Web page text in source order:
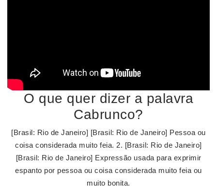
O que quer dizer a palavra
Cabrunco?
[Brasil: Rio de Janeiro] [Brasil: Rio de Janeiro] Pessoa ou
coisa considerada muito feia. 2. [Brasil: Rio de Janeiro]
[Brasil: Rio de Janeiro] Expressão usada para exprimir
espanto por pessoa ou coisa considerada muito feia ou
muito bonita.